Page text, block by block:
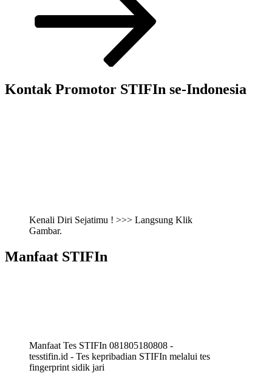
Kontak Promotor STIFIn se-Indonesia
Kenali Diri Sejatimu ! >>> Langsung Klik
Gambar.
Manfaat STIFIn
Manfaat Tes STIFIn 081805180808 -
tesstifin.id - Tes kepribadian STIFIn melalui tes
fingerprint sidik jari